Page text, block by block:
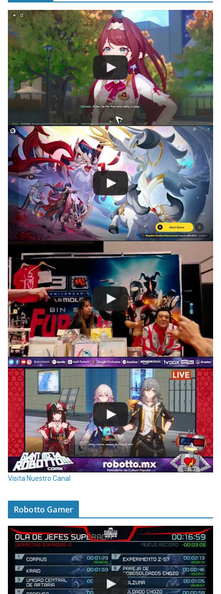
Visita Nuestro Canal
Robotto Gamer